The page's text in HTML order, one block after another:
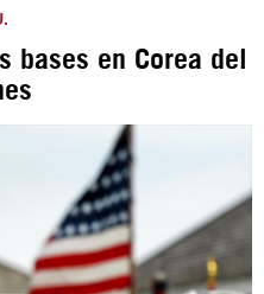
nexo_latino
hispantvcanal
c/hispantv
como: hispan_tv
bases en Corea del